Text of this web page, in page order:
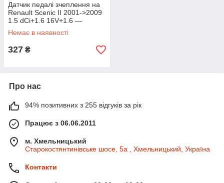
Датчик педалі зчеплення на
Renault Scenic II 2001->2009
1.5 dCi+1.6 16V+1.6 —
Renault (Оригінал) -
8200168239
Немає в наявності
327 ₴
Про нас
94% позитивних з 255 відгуків за рік
Працює з 06.06.2011
м. Хмельницький
Старокостянтинівське шосе, 5а , Хмельницький, Україна
Контакти